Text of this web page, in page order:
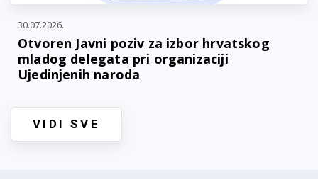
30.07.2026.
Otvoren Javni poziv za izbor hrvatskog
mladog delegata pri organizaciji
Ujedinjenih naroda
VIDI SVE